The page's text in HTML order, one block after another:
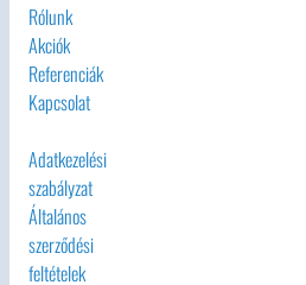
Rólunk
Akciók
Referenciák
Kapcsolat
Adatkezelési
szabályzat
Általános
szerződési
feltételek